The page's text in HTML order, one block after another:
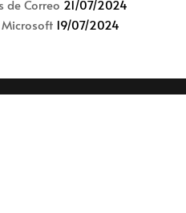
de Correo 21/07/2024
19/07/2024